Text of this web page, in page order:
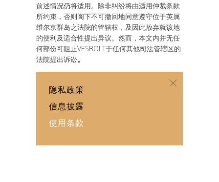
前述情况仍将适用。除非纠纷将由适用仲裁条款
所约束，否则阁下不可撤回地同意遵守位于英属
维尔京群岛之法院的管辖权，及因此放弃就该地
的便利及适合性提出异议。然而，本文内并无任
何部份可阻止VESBOLT于任何其他司法管辖区的
法院提出诉讼。
隐私政策
信息披露
使用条款